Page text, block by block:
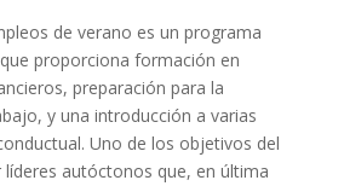
de verano es un programa
proporciona formación en
preparación para la
y una introducción a varias
Uno de los objetivos del
autóctonos que, en última